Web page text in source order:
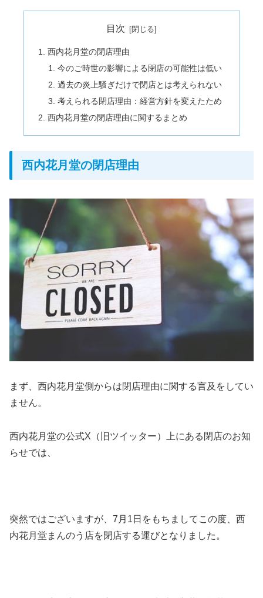
目次
西内花月堂の閉店理由
今のご時世の影響による閉店の可能性は低い
過去の炎上騒ぎだけで閉店とは考えられない
考えられる閉店理由：経営方針を変えたため
西内花月堂の閉店理由に関するまとめ
西内花月堂の閉店理由
まず、西内花月堂側からは閉店理由に関する言及をしてい
ません。
西内花月堂の公式X（旧ツイッター）上にある閉店のお知
らせでは、
突然ではございますが、7月1日をもちましてこの度、西
内花月堂まんのう店を閉店する運びとなりました。